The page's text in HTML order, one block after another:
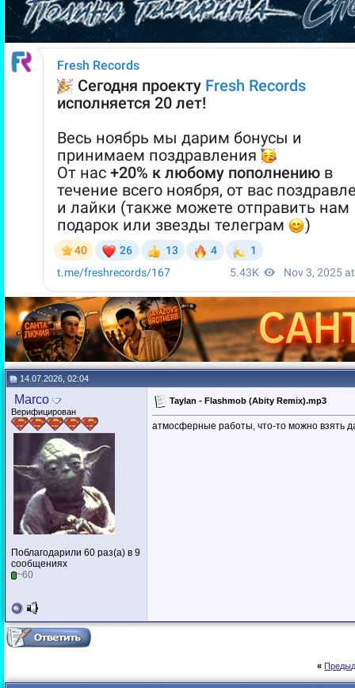
14.07.2026, 02:04
Marco
Верифицирован
Поблагодарили 60 раз(а) в 9
сообщениях
~60
Taylan - Flashmob (Abity Remix).mp3
атмосферные работы, что-то можно взять
«